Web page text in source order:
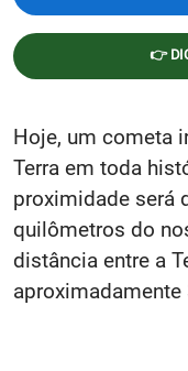
👉
Hoje, um cometa
Terra em toda
proximidade será
quilômetros do
distância entre a